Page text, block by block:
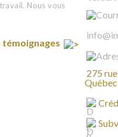
Nous vous
275